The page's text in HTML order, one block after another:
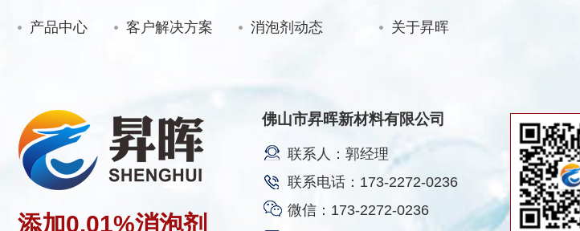
产品中心 客户解决方案 消泡剂动态 关于昇晖
添加0.01%消泡剂
佛山市昇晖新材料有限公司
联系人：郭经理
联系电话：173-2272-0236
微信：173-2272-0236